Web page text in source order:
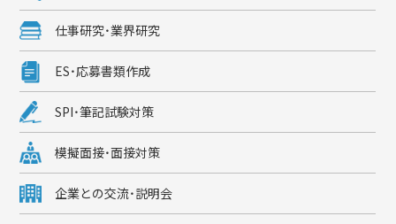
仕事研究・業界研究
ES・応募書類作成
SPI・筆記試験対策
模擬面接・面接対策
企業との交流・説明会